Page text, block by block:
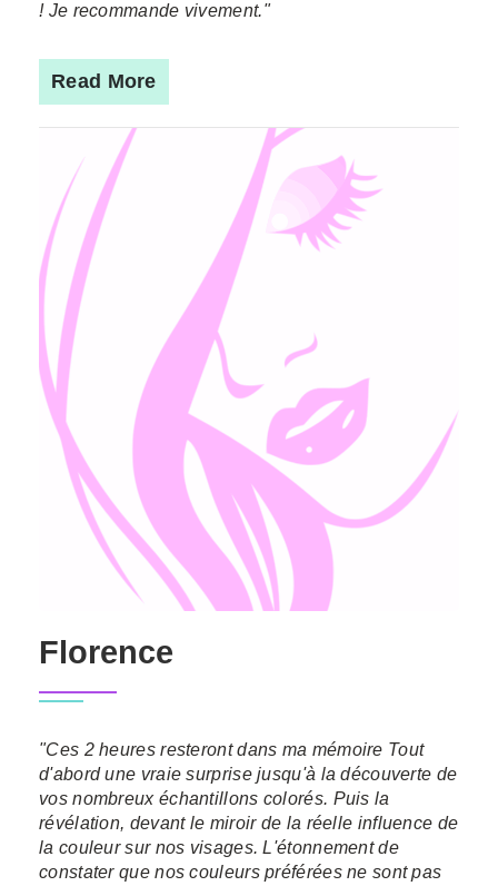
! Je recommande vivement."
Read More
Florence
"Ces 2 heures resteront dans ma mémoire Tout
d'abord une vraie surprise jusqu'à la découverte de
vos nombreux échantillons colorés. Puis la
révélation, devant le miroir de la réelle influence de
la couleur sur nos visages. L'étonnement de
constater que nos couleurs préférées ne sont pas